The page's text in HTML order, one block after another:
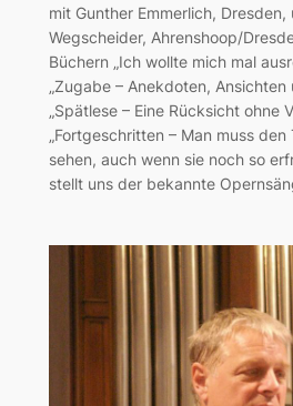
mit Gunther Emmerlich, Dresden,
Wegscheider, Ahrenshoop/
Büchern „Ich wollte mich mal
„Zugabe – Anekdoten, Ansichten
„Spätlese – Eine Rücksicht ohne
„Fortgeschritten – Man muss
sehen, auch wenn sie noch so
stellt uns der bekannte